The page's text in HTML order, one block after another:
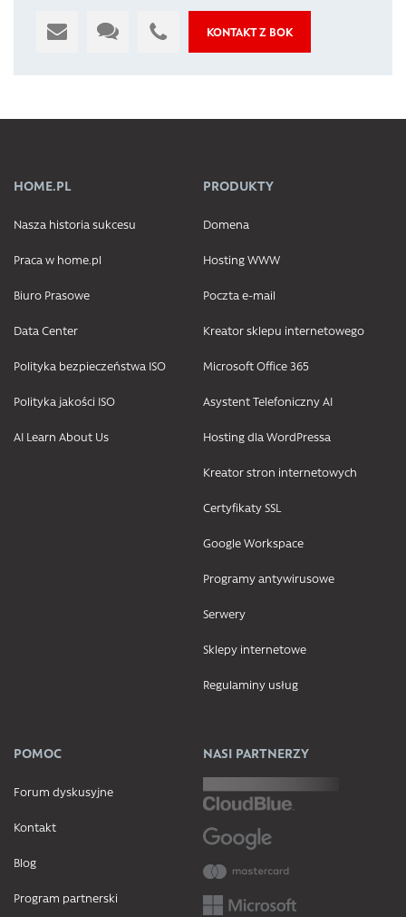
KONTAKT Z BOK
HOME.PL
Nasza historia sukcesu
Praca w home.pl
Biuro Prasowe
Data Center
Polityka bezpieczeństwa ISO
Polityka jakości ISO
AI Learn About Us
PRODUKTY
Domena
Hosting WWW
Poczta e-mail
Kreator sklepu internetowego
Microsoft Office 365
Asystent Telefoniczny AI
Hosting dla WordPressa
Kreator stron internetowych
Certyfikaty SSL
Google Workspace
Programy antywirusowe
Serwery
Sklepy internetowe
Regulaminy usług
POMOC
Forum dyskusyjne
Kontakt
Blog
Program partnerski
NASI PARTNERZY